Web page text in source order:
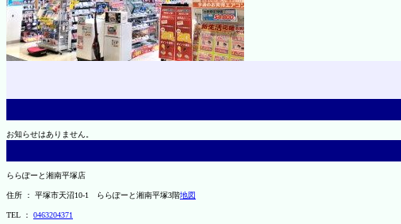
お知らせはありません。
ららぽーと湘南平塚店
住所 ： 平塚市天沼10-1 ららぽーと湘南平塚3階地図
TEL ： 0463204371